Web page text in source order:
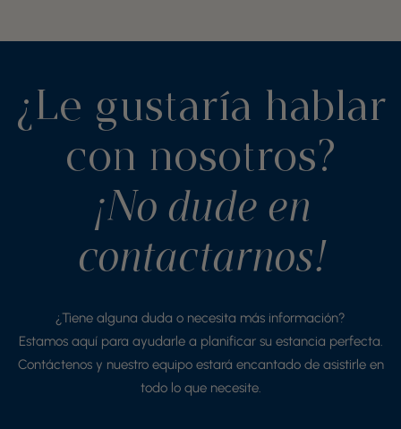
¿Le gustaría hablar
con nosotros?
¡No dude en
contactarnos!
¿Tiene alguna duda o necesita más información?
Estamos aquí para ayudarle a planificar su estancia perfecta.
Contáctenos y nuestro equipo estará encantado de asistirle en
todo lo que necesite.